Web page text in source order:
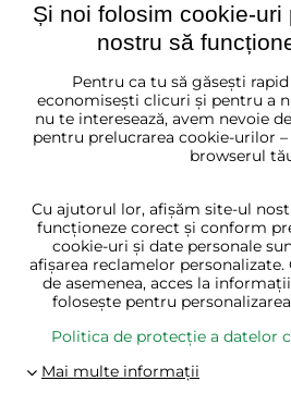
România
Și noi folosim cookie-uri
nostru să
Pentru ca tu să găsești
economisești clicuri și pentru a
nu te interesează, avem nevoie
pentru prelucrarea cookie-urilor
browserul
Cu ajutorul lor, afișăm site-ul
funcționeze corect și conform
cookie-uri și date personale
afișarea reclamelor personalizate.
de asemenea, acces la
folosește pentru
Politica de protecție a datelor